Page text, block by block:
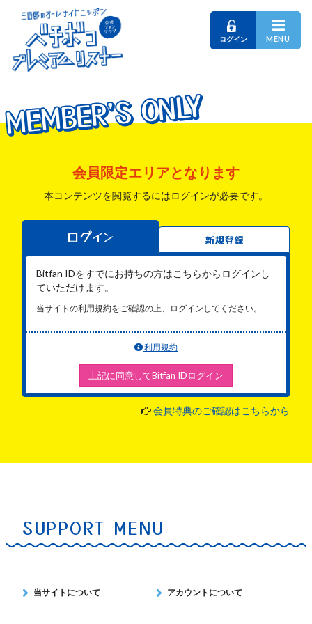
ログイン MENU
MEMBER'S ONLY
MEMBER'S ONLY
MEMBER'S ONLY
会員限定エリアとなります
本コンテンツを閲覧するにはログインが必要です。
ログイン 新規登録
Bitfan IDをすでにお持ちの方はこちらからログインし
ていただけます。
当サイトの利用規約をご確認の上、ログインしてください。
利用規約
上記に同意してBitfan IDログイン
会員特典のご確認はこちらから
SUPPORT MENU
当サイトについて アカウントについて